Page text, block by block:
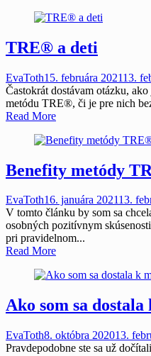
TRE® a deti
EvaToth15. februára 202113.
Častokrát dostávam otázku,
metódu TRE®, či je pre nich
Read More
Benefity metódy
EvaToth16. januára 202113.
V tomto článku by som sa
osobných pozitívnym
pri pravidelnom...
Read More
Ako som sa
EvaToth8. októbra 202013.
Pravdepodobne ste sa už